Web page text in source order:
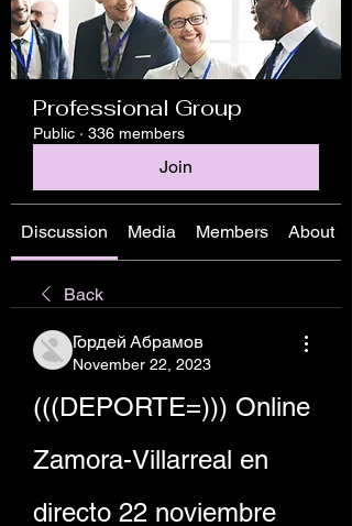
Professional Group
Public · 336 members
Join
Discussion Media Members About
Back
Гордей Абрамов
November 22, 2023
(((DEPORTE=))) Online
Zamora-Villarreal en
directo 22 noviembre